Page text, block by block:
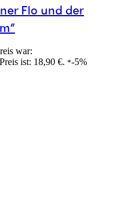
Flo und der
war:
ist: 18,90 €. *-5%